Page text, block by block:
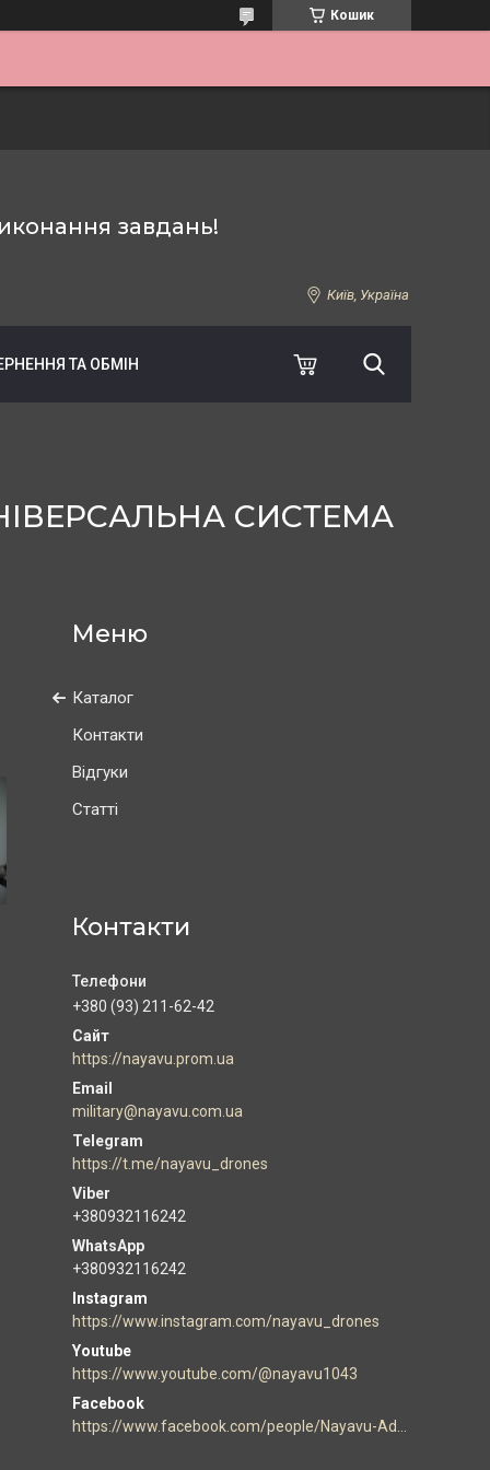
Кошик
завдань!
Київ, Україна
ТА ОБМІН
СИСТЕМА
Каталог
Контакти
Відгуки
Статті
Контакти
+380 (93) 211-62-42
https://nayavu.prom.ua
military@nayavu.com.ua
https://t.me/nayavu_drones
+380932116242
+380932116242
Instagram
https://www.instagram.com/nayavu_drones
Youtube
https://www.youtube.com/@nayavu1043
Facebook